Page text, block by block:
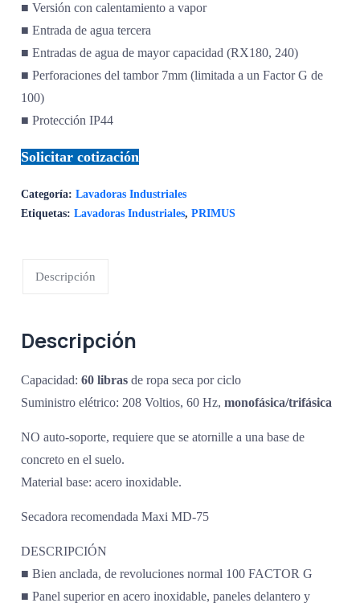
■ Versión con calentamiento a vapor
■ Entrada de agua tercera
■ Entradas de agua de mayor capacidad (RX180, 240)
■ Perforaciones del tambor 7mm (limitada a un Factor G de
100)
■ Protección IP44
Solicitar cotización
Categoría:Lavadoras Industriales
Etiquetas:Lavadoras Industriales,PRIMUS
Descripción
Descripción
Capacidad:60librasde ropa seca por ciclo
Suministro elétrico: 208 Voltios, 60 Hz,monofásica/trifásica
NO auto-soporte, requiere que se atornille a una base de
concreto en el suelo.
Material base: acero inoxidable.
Secadora recomendada Maxi MD-75
DESCRIPCIÓN
■ Bien anclada, de revoluciones normal 100 FACTOR G
■ Panel superior en acero inoxidable, paneles delantero y